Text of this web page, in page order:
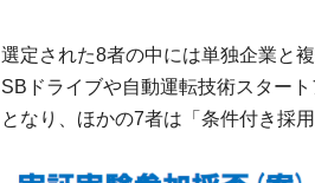
選定された8者の中には単独企業と
SBドライブや自動運転技術スター
となり、ほかの7者は「条件付き採用